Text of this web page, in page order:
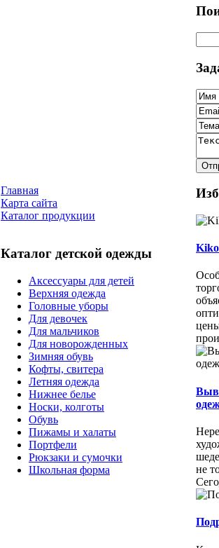
Главная
Карта сайта
Каталог продукции
Каталог детской одежды
Аксессуары для детей
Верхняя одежда
Головные уборы
Для девочек
Для мальчиков
Для новорожденных
Зимняя обувь
Кофты, свитера
Летняя одежда
Нижнее белье
Носки, колготы
Обувь
Пижамы и халаты
Портфели
Рюкзаки и сумочки
Школьная форма
Kiko
не